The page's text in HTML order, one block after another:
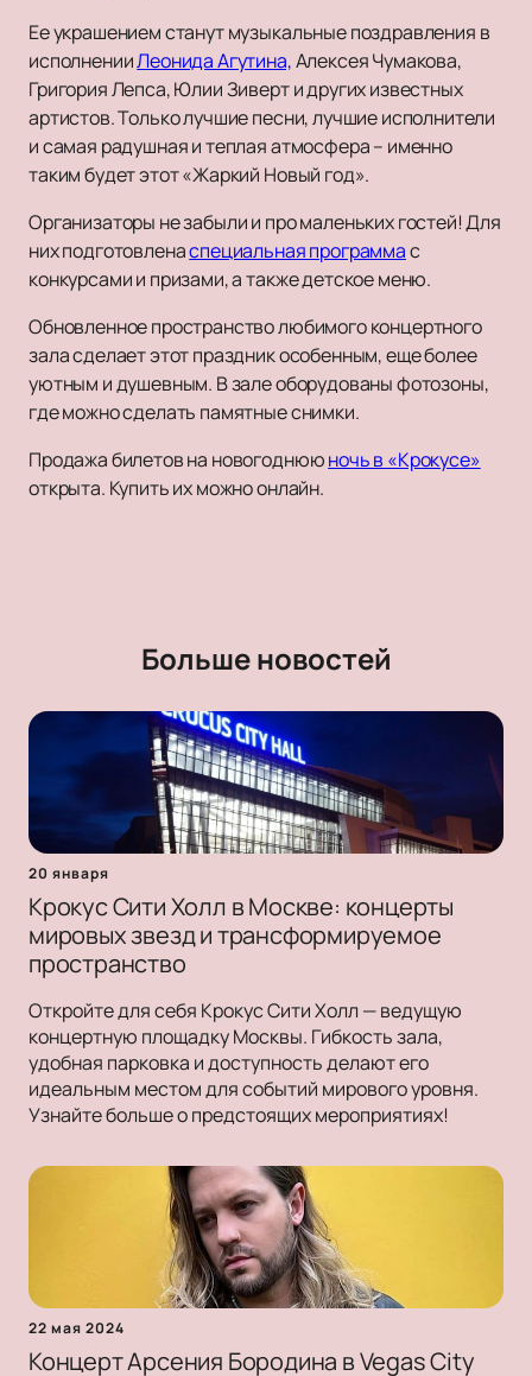
Ее украшением станут музыкальные поздравления в
исполненииЛеонида Агутина,Алексея Чумакова,
Григория Лепса, Юлии Зиверт и других известных
артистов. Только лучшие песни, лучшие исполнители
и самая радушная и теплая атмосфера – именно
таким будет этот «Жаркий Новый год».
Организаторы не забыли и про маленьких гостей! Для
них подготовленаспециальная программас
конкурсами и призами, а также детское меню.
Обновленное пространство любимого концертного
зала сделает этот праздник особенным, еще более
уютным и душевным. В зале оборудованы фотозоны,
где можно сделать памятные снимки.
Продажа билетов на новогоднююночь в «Крокусе»
открыта. Купить их можно онлайн.
Больше новостей
20 января
Крокус Сити Холл в Москве: концерты
мировых звезд и трансформируемое
пространство
Откройте для себя Крокус Сити Холл — ведущую
концертную площадку Москвы. Гибкость зала,
удобная парковка и доступность делают его
идеальным местом для событий мирового уровня.
Узнайте больше о предстоящих мероприятиях!
22 мая 2024
Концерт Арсения Бородина в Vegas City